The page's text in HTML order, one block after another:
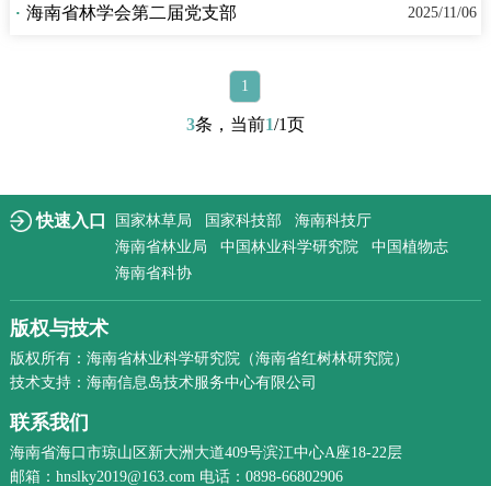
· 海南省林学会第二届党支部 2025/11/06
1
3条，当前1/1页
快速入口 国家林草局 国家科技部
海南科技厅
海南省林业局
中国林业科学研究院
中国植物志
海南省科协
版权与技术
版权所有：海南省林业科学研究院（海南省红树林研究院）
技术支持：海南信息岛技术服务中心有限公司
联系我们
海南省海口市琼山区新大洲大道409号滨江中心A座18-22层
邮箱：hnslky2019@163.com 电话：0898-66802906